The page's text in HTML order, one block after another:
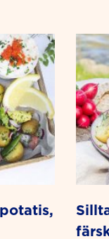
silltallrik med matjes,